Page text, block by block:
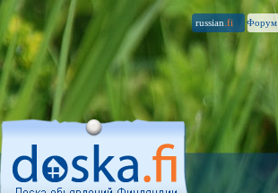
russian .fi Форум